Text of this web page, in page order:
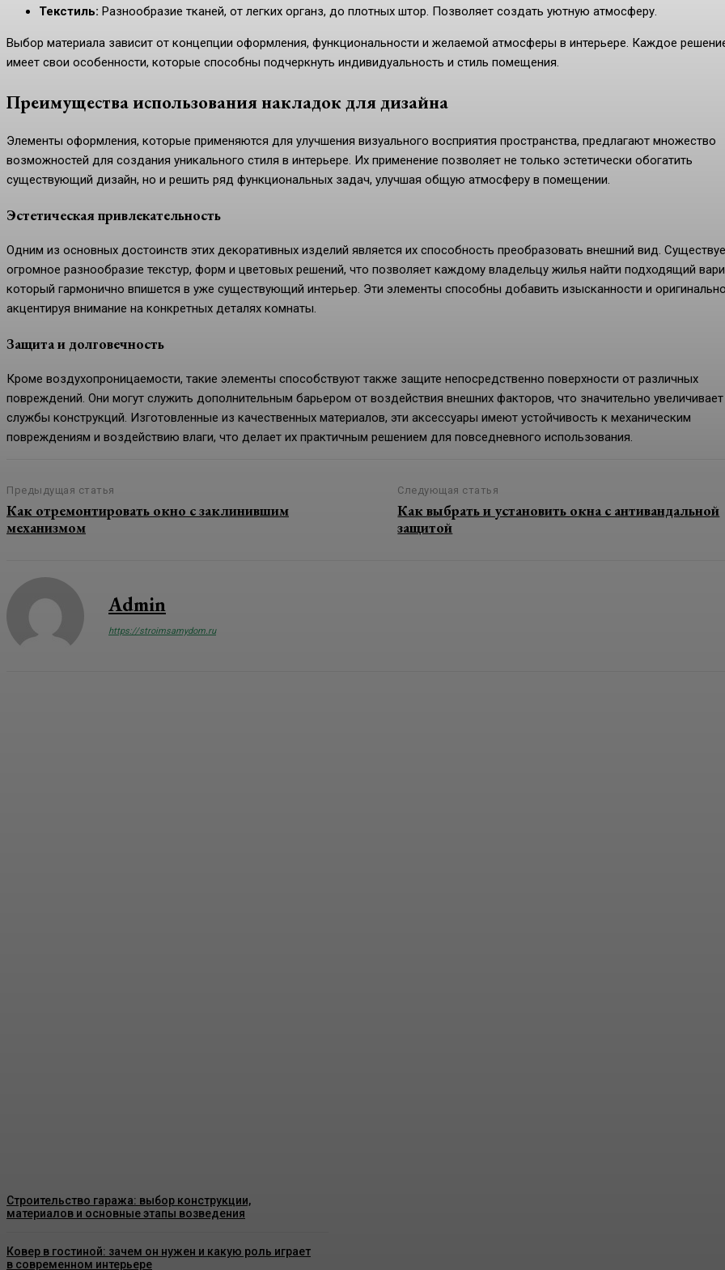
Текстиль: Разнообразие тканей, от легких органз, до плотных штор. Позволяет создать уютную атмосферу.
Выбор материала зависит от концепции оформления, функциональности и желаемой атмосферы в интерьере. Каждое
имеет свои особенности, которые способны подчеркнуть индивидуальность и стиль помещения.
Преимущества использования накладок для дизайна
Элементы оформления, которые применяются для улучшения визуального восприятия пространства, предлагают множество
возможностей для создания уникального стиля в интерьере. Их применение позволяет не только эстетически обогатить
существующий дизайн, но и решить ряд функциональных задач, улучшая общую атмосферу в помещении.
Эстетическая привлекательность
Одним из основных достоинств этих декоративных изделий является их способность преобразовать внешний вид.
огромное разнообразие текстур, форм и цветовых решений, что позволяет каждому владельцу жилья найти подходящий
который гармонично впишется в уже существующий интерьер. Эти элементы способны добавить изысканности и
акцентируя внимание на конкретных деталях комнаты.
Защита и долговечность
Кроме воздухопроницаемости, такие элементы способствуют также защите непосредственно поверхности от различных
повреждений. Они могут служить дополнительным барьером от воздействия внешних факторов, что значительно
службы конструкций. Изготовленные из качественных материалов, эти аксессуары имеют устойчивость к механическим
повреждениям и воздействию влаги, что делает их практичным решением для повседневного использования.
Предыдущая статья
Как отремонтировать окно с заклинившим
механизмом
Следующая статья
Как выбрать и установить окна с антивандальной
защитой
Admin
https://stroimsamydom.ru
Строительство гаража: выбор конструкции,
материалов и основные этапы возведения
Ковер в гостиной: зачем он нужен и какую роль играет
в современном интерьере